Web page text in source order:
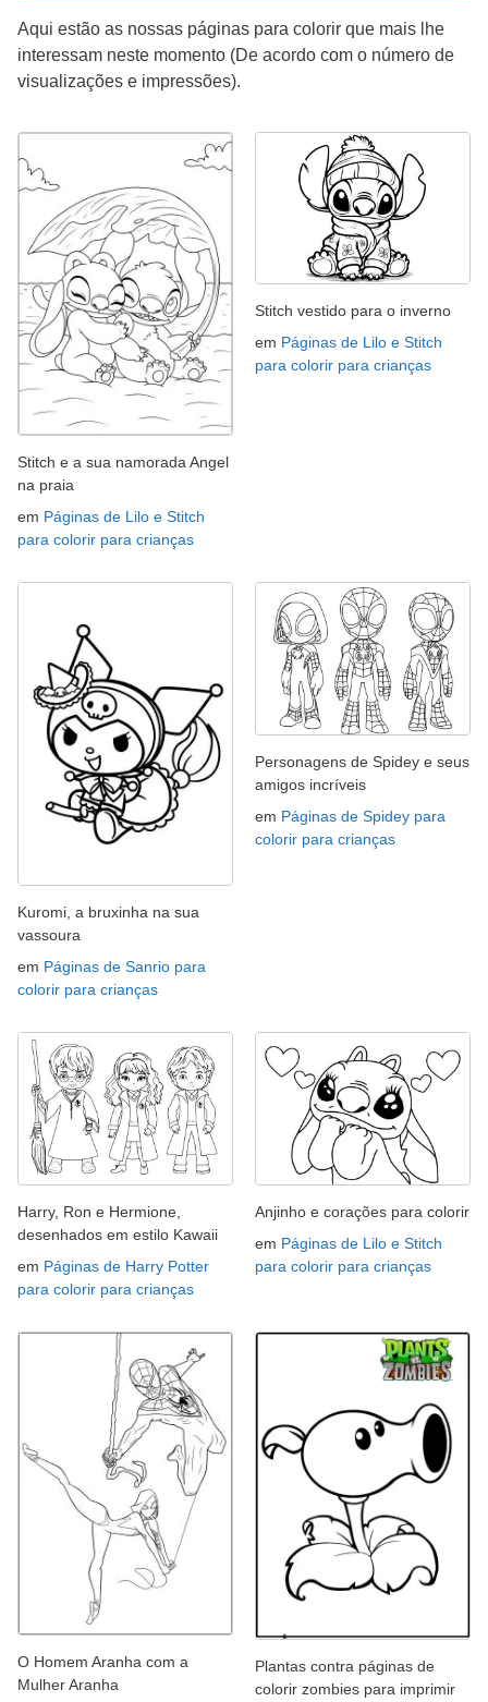
Aqui estão as nossas páginas para colorir que mais lhe
interessam neste momento (De acordo com o número de
visualizações e impressões).
Stitch e a sua namorada Angel
na praia
em Páginas de Lilo e Stitch
para colorir para crianças
Stitch vestido para o inverno
em Páginas de Lilo e Stitch
para colorir para crianças
Kuromi, a bruxinha na sua
vassoura
em Páginas de Sanrio para
colorir para crianças
Personagens de Spidey e seus
amigos incríveis
em Páginas de Spidey para
colorir para crianças
Harry, Ron e Hermione,
desenhados em estilo Kawaii
em Páginas de Harry Potter
para colorir para crianças
Anjinho e corações para colorir
em Páginas de Lilo e Stitch
para colorir para crianças
O Homem Aranha com a
Mulher Aranha
Plantas contra páginas de
colorir zombies para imprimir